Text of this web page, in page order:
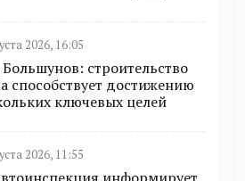
2026, 16:05
строительство
способствует достижению
ключевых целей
2026, 11:55